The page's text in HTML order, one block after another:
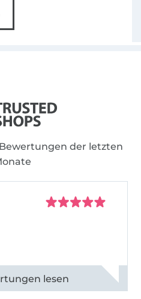
der letzten
ansehen